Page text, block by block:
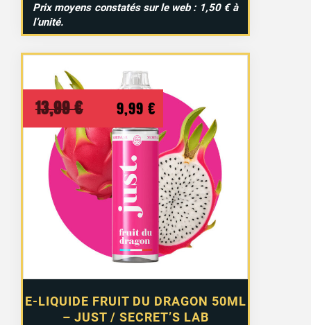
Prix moyens constatés sur le web : 1,50 € à
l’unité.
E-LIQUIDE FRUIT DU DRAGON 50ML
– JUST / SECRET’S LAB
13,99€
Le
prix
initial
était :
13,99 €.
9,99 €
prix
actuel
est :
9,99 €.